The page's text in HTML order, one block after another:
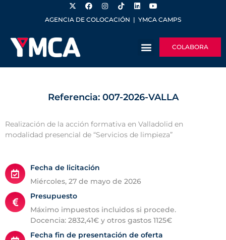
AGENCIA DE COLOCACIÓN | YMCA CAMPS
COLABORA
Referencia: 007-2026-VALLA
Realización de la acción formativa en Valladolid en
modalidad presencial de “Servicios de limpieza”
Fecha de licitación
miércoles, 27 de mayo de 2026
Presupuesto
Máximo impuestos incluidos si procede.
Docencia: 2832,41€ y otros gastos 1125€
Fecha fin de presentación de oferta